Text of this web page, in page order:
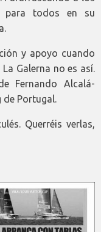
para todos en su
y apoyo cuando
Galerna no es así.
Fernando Alcalá-
Portugal.
Querréis verlas,